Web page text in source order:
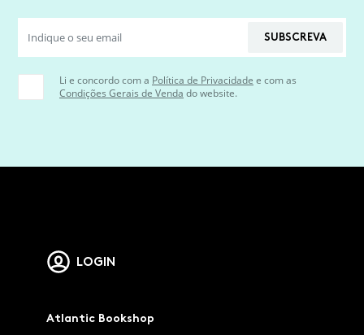
SUBSCREVA
Li e concordo com a Política de Privacidade e com as
Condições Gerais de Venda do website.
LOGIN
Atlantic Bookshop